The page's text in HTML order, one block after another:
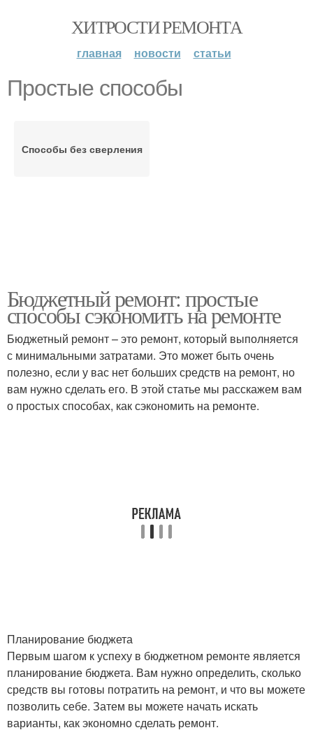
ХИТРОСТИ РЕМОНТА
главная новости статьи
Простые способы
Способы без сверления
Бюджетный ремонт: простые
способы сэкономить на ремонте
Бюджетный ремонт – это ремонт, который выполняется
с минимальными затратами. Это может быть очень
полезно, если у вас нет больших средств на ремонт, но
вам нужно сделать его. В этой статье мы расскажем вам
о простых способах, как сэкономить на ремонте.
Планирование бюджета
Первым шагом к успеху в бюджетном ремонте является
планирование бюджета. Вам нужно определить, сколько
средств вы готовы потратить на ремонт, и что вы можете
позволить себе. Затем вы можете начать искать
варианты, как экономно сделать ремонт.